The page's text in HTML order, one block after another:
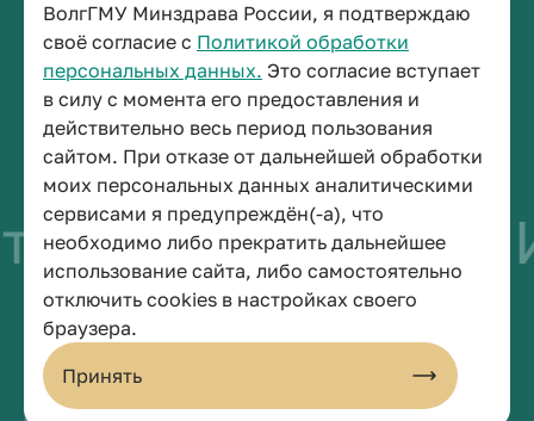
ВолгГМУ Минздрава России, я подтверждаю
своё согласие с Политикой обработки
персональных данных. Это согласие вступает
в силу с момента его предоставления и
действительно весь период пользования
сайтом. При отказе от дальнейшей обработки
моих персональных данных аналитическими
сервисами я предупреждён(-а), что
необходимо либо прекратить дальнейшее
использование сайта, либо самостоятельно
отключить cookies в настройках своего
браузера.
Принять
Приемная ректора
+7 (8442) 38-50-05
г. Волгоград, площадь Павших Борцов, зд. 1,
кабинет 3-11
post@volgmed.ru
пн-пт, с 08.30 до 17.00 (перерыв с 12.30 до 13.00)
быть врачом
© 2026 Волгоградский государственный медицинский университет
Политика конфиденциальности
Политика по обработке персональных данных
Пользовательское соглашение